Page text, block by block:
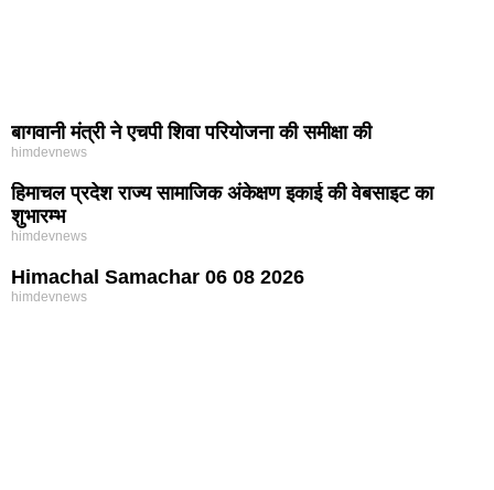
बागवानी मंत्री ने एचपी शिवा परियोजना की समीक्षा की
himdevnews
हिमाचल प्रदेश राज्य सामाजिक अंकेक्षण इकाई की वेबसाइट का
शुभारम्भ
himdevnews
Himachal Samachar 06 08 2026
himdevnews